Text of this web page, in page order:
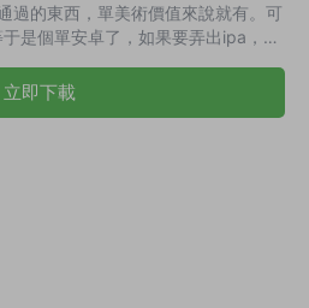
過的東西，單美術價值來說就有。可
是個單安卓了，如果要弄出ipa，就
了。 演示截圖：
立即下載